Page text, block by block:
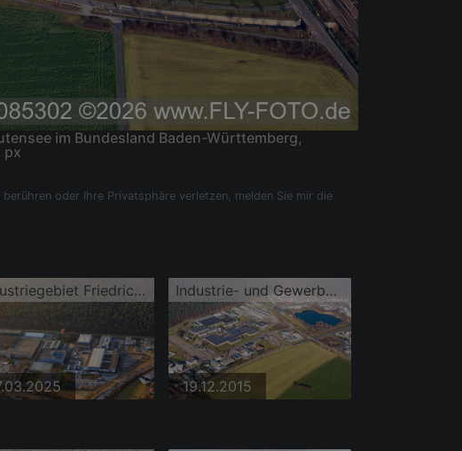
im Bundesland Baden-Württemberg,
px
oder Ihre Privatsphäre verletzen, melden Sie mir die
Industriegebiet Friedrich-List-Straße mit NDT Global und Alleima Karlsruhe GmbH Industrie- und Gewerbegebiet mit IWK Verpackungstechnik GmbH
19.12.2015